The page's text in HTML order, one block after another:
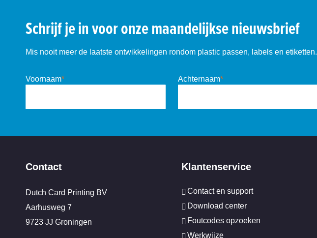
Schrijf je in voor onze maandelijkse nieuwsbrief
Mis nooit meer de laatste ontwikkelingen rondom plastic passen, labels en etiketten.
Voornaam* Achternaam*
Contact
Dutch Card Printing BV
Aarhusweg 7
9723 JJ Groningen
Klantenservice
Contact en support
Download center
Foutcodes opzoeken
Werkwijze